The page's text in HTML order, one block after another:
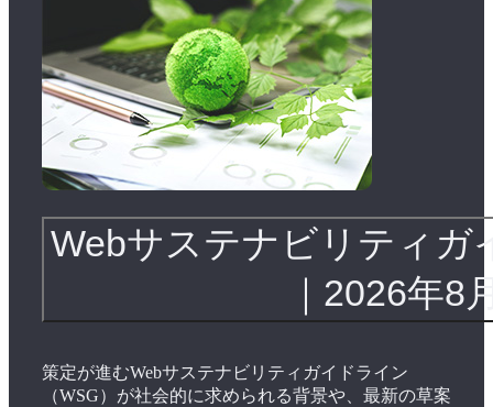
策定が進むWebサステナビリティガイドライン
（WSG）が社会的に求められる背景や、最新の草案
Webサステナビリティガ
｜2026年8